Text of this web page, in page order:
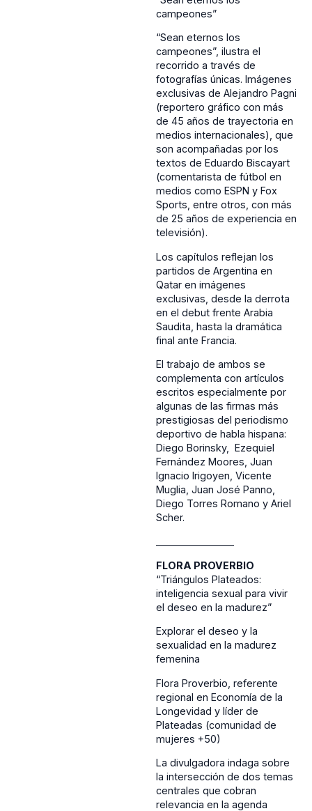
campeones”
“Sean eternos los
campeones”, ilustra el
recorrido a través de
fotografías únicas. Imágenes
exclusivas de Alejandro Pagni
(reportero gráfico con más
de 45 años de trayectoria en
medios internacionales), que
son acompañadas por los
textos de Eduardo Biscayart
(comentarista de fútbol en
medios como ESPN y Fox
Sports, entre otros, con más
de 25 años de experiencia en
televisión).
Los capítulos reflejan los
partidos de Argentina en
Qatar en imágenes
exclusivas, desde la derrota
en el debut frente Arabia
Saudita, hasta la dramática
final ante Francia.
El trabajo de ambos se
complementa con artículos
escritos especialmente por
algunas de las firmas más
prestigiosas del periodismo
deportivo de habla hispana:
Diego Borinsky, Ezequiel
Fernández Moores, Juan
Ignacio Irigoyen, Vicente
Muglia, Juan José Panno,
Diego Torres Romano y Ariel
Scher.
FLORA PROVERBIO
“Triángulos Plateados:
inteligencia sexual para vivir
el deseo en la madurez”
Explorar el deseo y la
sexualidad en la madurez
femenina
Flora Proverbio, referente
regional en Economía de la
Longevidad y líder de
Plateadas (comunidad de
mujeres +50)
La divulgadora indaga sobre
la intersección de dos temas
centrales que cobran
relevancia en la agenda